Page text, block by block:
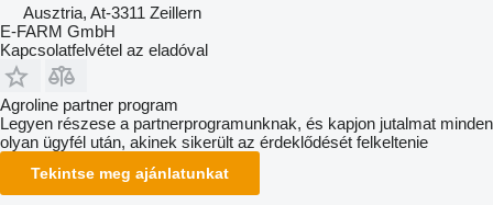
Ausztria, At-3311 Zeillern
E-FARM GmbH
Kapcsolatfelvétel az eladóval
Agroline partner program
Legyen részese a partnerprogramunknak, és kapjon jutalmat minden
olyan ügyfél után, akinek sikerült az érdeklődését felkeltenie
Tekintse meg ajánlatunkat